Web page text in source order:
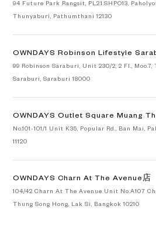
94 Future Park Rangsit, PL2.1.SHPO13,
Thunyaburi, Pathumthani 12130
OWNDAYS Robinson Lifestyle
99 Robinson Saraburi, Unit 230/2, 2 Fl., Moo.7,
Saraburi, Saraburi 18000
OWNDAYS Outlet Square Muang
No.101-101/1 Unit K35, Popular Rd., Ban Mai,
11120
OWNDAYS Charn At The Avenue店
104/42 Charn At The Avenue Unit No.A107
Thung Song Hong, Lak Si, Bangkok 10210